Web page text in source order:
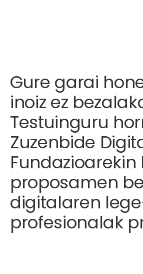
Gure garai
inoiz ez
Testuinguru
Zuzenbide
proposamen
digitalaren
profesionalak